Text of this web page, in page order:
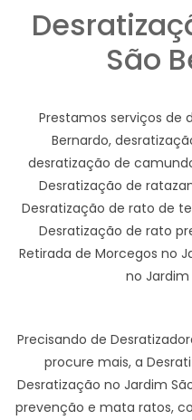
São
Prestamos serviços de
Bernardo,
desratização de
Desratização de
Desratização de rato de
Desratização de rato
Retirada de Morcegos no
no Jardim
Precisando de
procure mais, a
Desratização no Jardim
prevenção e mata ratos,